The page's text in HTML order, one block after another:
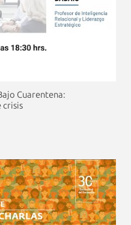
Cuarentena:
crisis